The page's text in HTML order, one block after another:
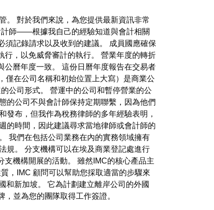
。 對於我們來說，為您提供最新資訊非常
師——根據我自己的經驗知道與會計相關
記錄請求以及收到的建議。 成員國應確保
，以免威脅審計的執行。 營業年度的轉折
曆年度一致。 這份日曆年度報告在交易者
僅在公司名稱和初始位置上大寫）是商業公
公司形式。 營運中的公司和暫停營業的公
的公司不與會計師保持定期聯繫，因為他們
布，但我作為稅務律師的多年經驗表明，
的時間，因此建議尋求當地律師或會計師的
我們在包括公司業務在內的實務領域擁有
規。 分支機構可以在埃及商業登記處進行
機構開展的活動。 雖然IMC的核心產品主
，IMC 顧問可以幫助您採取適當的步驟來
和新加坡。 它為計劃建立離岸公司的外國
並為您的團隊取得工作簽證。